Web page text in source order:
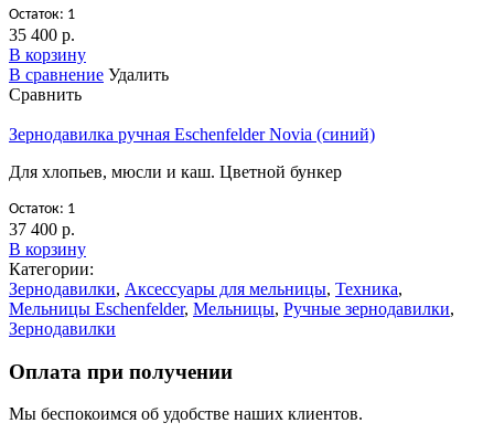
Остаток: 1
35 400 р.
В корзину
В сравнение Удалить
Сравнить
Зернодавилка ручная Eschenfelder Novia (синий)
Для хлопьев, мюсли и каш. Цветной бункер
Остаток: 1
37 400 р.
В корзину
Категории:
Зернодавилки, Аксессуары для мельницы, Техника,
Мельницы Eschenfelder, Мельницы, Ручные зернодавилки,
Зернодавилки
Оплата при получении
Мы беспокоимся об удобстве наших клиентов.